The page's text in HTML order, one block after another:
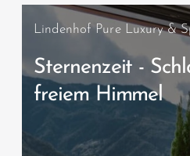
Lindenhof Pure Luxury &
Sternenzeit -
freiem Himmel